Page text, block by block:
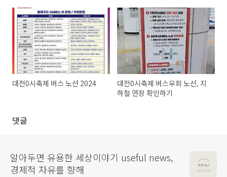
대전0시축제 버스 노선 2024
대전0시축제 버스우회 노선, 지
하철 연장 확인하기
댓글
알아두면 유용한 세상이야기 useful news,
경제적 자유를 향해